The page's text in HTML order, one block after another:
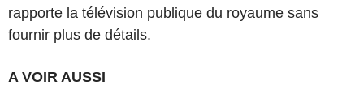
rapporte la télévision publique du royaume sans
fournir plus de détails.
A VOIR AUSSI